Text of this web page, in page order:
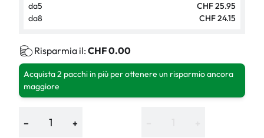
da5
CHF 25.95
da8 CHF 24.15
Risparmia il: CHF 0.00
Acquista 2 pacchi in più per ottenere un risparmio ancora
maggiore
− +